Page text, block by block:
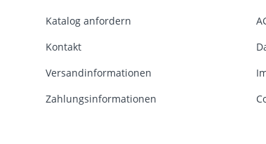
Katalog anfordern
Kontakt
Versandinformationen
Zahlungsinformationen